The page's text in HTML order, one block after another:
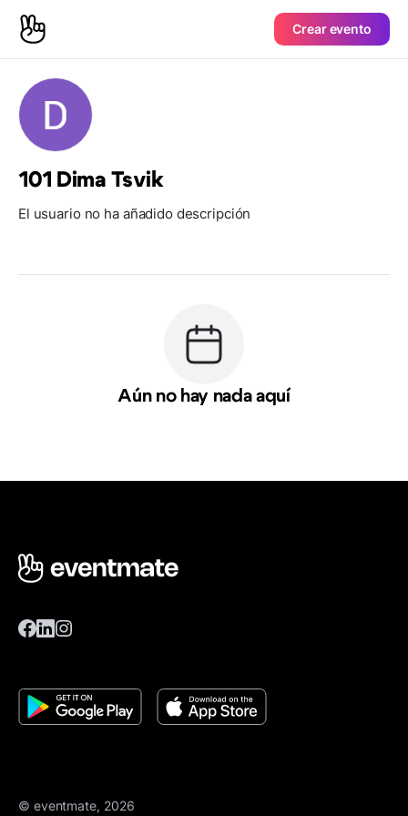
Crear evento
101 Dima Tsvik
El usuario no ha añadido descripción
Aún no hay nada aquí
© eventmate, 2026